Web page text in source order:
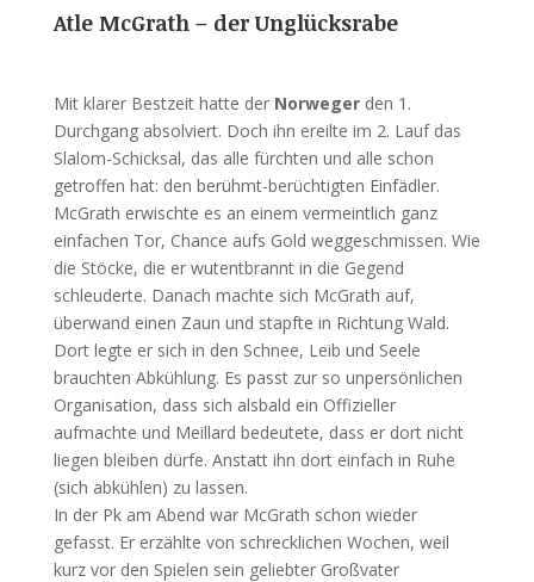
Atle McGrath – der Unglücksrabe
Mit klarer Bestzeit hatte der Norwegerden 1.
Durchgang absolviert. Doch ihn ereilte im 2. Lauf das
Slalom-Schicksal, das alle fürchten und alle schon
getroffen hat: den berühmt-berüchtigten Einfädler.
McGrath erwischte es an einem vermeintlich ganz
einfachen Tor, Chance aufs Gold weggeschmissen. Wie
die Stöcke, die er wutentbrannt in die Gegend
schleuderte. Danach machte sich McGrath auf,
überwand einen Zaun und stapfte in Richtung Wald.
Dort legte er sich in den Schnee, Leib und Seele
brauchten Abkühlung. Es passt zur so unpersönlichen
Organisation, dass sich alsbald ein Offizieller
aufmachte und Meillard bedeutete, dass er dort nicht
liegen bleiben dürfe. Anstatt ihn dort einfach in Ruhe
(sich abkühlen) zu lassen.
In der Pk am Abend war McGrath schon wieder
gefasst. Er erzählte von schrecklichen Wochen, weil
kurz vor den Spielen sein geliebter Großvater